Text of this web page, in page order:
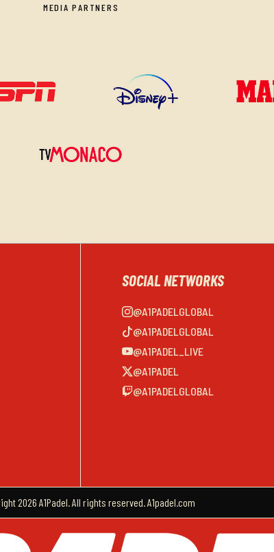
MEDIA PARTNERS
SOCIAL NETWORKS
@A1PADELGLOBAL
@A1PADELGLOBAL
@A1PADEL_LIVE
@A1PADEL
@A1PADELGLOBAL
2026 A1Padel. All rights reserved. A1padel.com